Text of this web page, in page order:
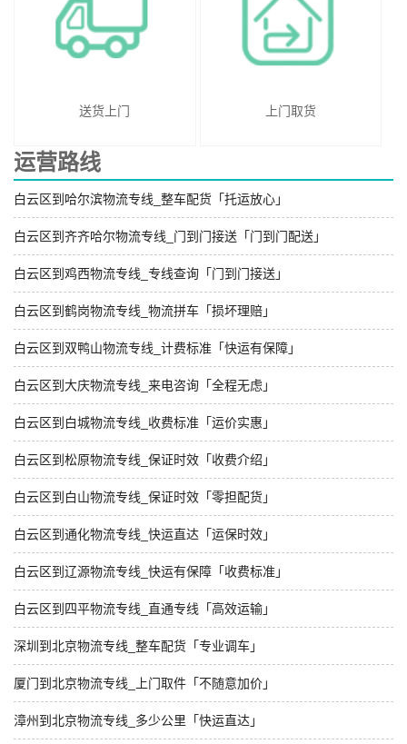
送货上门 上门取货
运营路线
白云区到哈尔滨物流专线_整车配货「托运放心」
白云区到齐齐哈尔物流专线_门到门接送「门到门配送」
白云区到鸡西物流专线_专线查询「门到门接送」
白云区到鹤岗物流专线_物流拼车「损坏理赔」
白云区到双鸭山物流专线_计费标准「快运有保障」
白云区到大庆物流专线_来电咨询「全程无虑」
白云区到白城物流专线_收费标准「运价实惠」
白云区到松原物流专线_保证时效「收费介绍」
白云区到白山物流专线_保证时效「零担配货」
白云区到通化物流专线_快运直达「运保时效」
白云区到辽源物流专线_快运有保障「收费标准」
白云区到四平物流专线_直通专线「高效运输」
深圳到北京物流专线_整车配货「专业调车」
厦门到北京物流专线_上门取件「不随意加价」
漳州到北京物流专线_多少公里「快运直达」